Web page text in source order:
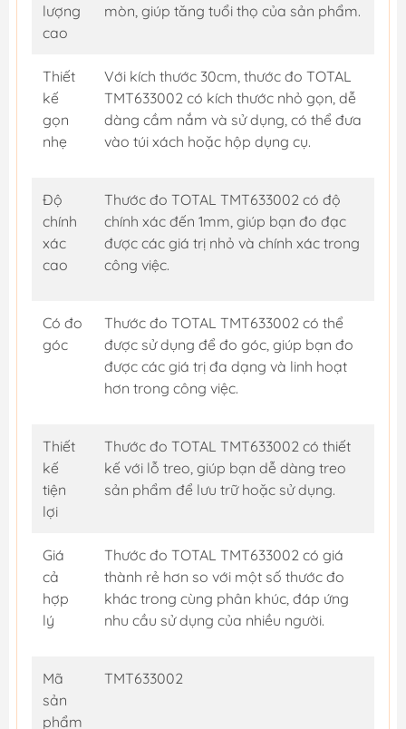
lượng
cao
mòn, giúp tăng tuổi thọ của sản phẩm.
Thiết
kế
gọn
nhẹ
Với kích thước 30cm, thước đo TOTAL
TMT633002 có kích thước nhỏ gọn, dễ
dàng cầm nắm và sử dụng, có thể đưa
vào túi xách hoặc hộp dụng cụ.
Độ
chính
xác
cao
Thước đo TOTAL TMT633002 có độ
chính xác đến 1mm, giúp bạn đo đạc
được các giá trị nhỏ và chính xác trong
công việc.
Có đo
góc
Thước đo TOTAL TMT633002 có thể
được sử dụng để đo góc, giúp bạn đo
được các giá trị đa dạng và linh hoạt
hơn trong công việc.
Thiết
kế
tiện
lợi
Thước đo TOTAL TMT633002 có thiết
kế với lỗ treo, giúp bạn dễ dàng treo
sản phẩm để lưu trữ hoặc sử dụng.
Giá
cả
hợp
lý
Thước đo TOTAL TMT633002 có giá
thành rẻ hơn so với một số thước đo
khác trong cùng phân khúc, đáp ứng
nhu cầu sử dụng của nhiều người.
Mã
sản
phẩm
TMT633002